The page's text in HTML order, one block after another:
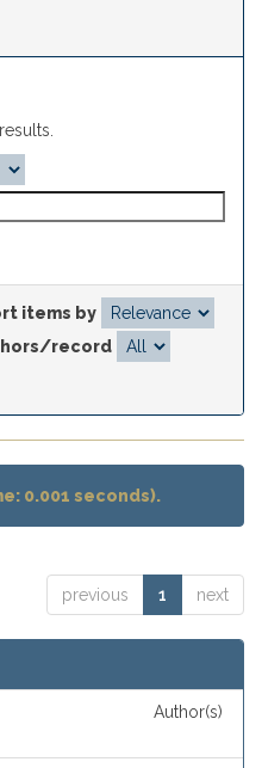
items by
record
0.001 seconds).
previous 1 next
Author(s)